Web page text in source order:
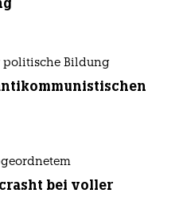
politische Bildung
bei voller